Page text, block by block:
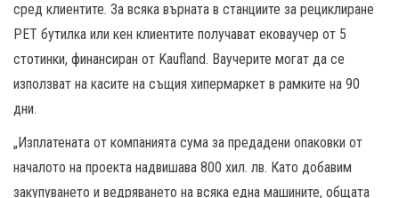
сред клиентите. За всяка върната в станциите за рециклиране
PET бутилка или кен клиентите получават ековаучер от 5
стотинки, финансиран от Kaufland. Ваучерите могат да се
използват на касите на същия хипермаркет в рамките на 90
дни.
„Изплатената от компанията сума за предадени опаковки от
началото на проекта надвишава 800 хил. лв. Като добавим
закупуването и ведряването на всяка една машините, общата